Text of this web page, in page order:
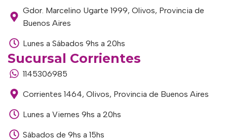
Gdor. Marcelino Ugarte 1999, Olivos, Provincia de
Buenos Aires
Lunes a Sábados 9hs a 20hs
Sucursal Corrientes
1145306985
Corrientes 1464, Olivos, Provincia de Buenos Aires
Lunes a Viernes 9hs a 20hs
Sábados de 9hs a 15hs